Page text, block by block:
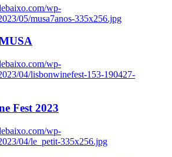
wp-
05/musa7anos-335x256.jpg
wp-
04/lisbonwinefest-153-190427-
Fest 2023
wp-
04/le_petit-335x256.jpg